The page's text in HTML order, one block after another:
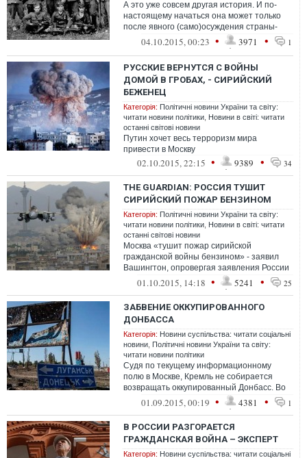
А это уже совсем другая история. И по-
настоящему начаться она может только
после явного (само)осуждения страны-
агрессора и отказа этой страны (или ее ...
04.10.2015, 00:23 • 3971 • 1
РУССКИЕ ВЕРНУТСЯ С ВОЙНЫ
ДОМОЙ В ГРОБАХ, - СИРИЙСКИЙ
БЕЖЕНЕЦ
Категорія: Політичні новини України та світу:
читати новини політики Новини в світі: читати
останні світові новини
Путин хочет весь терроризм мира
привести в Москву
02.10.2015, 22:15 • 9389 • 34
THE GUARDIAN: РОССИЯ ТУШИТ
СИРИЙСКИЙ ПОЖАР БЕНЗИНОМ
Категорія: Політичні новини України та світу:
читати новини політики Новини в світі: читати
останні світові новини
Москва «тушит пожар сирийской
гражданской войны бензином» - заявил
Вашингтон, опровергая заявления России
о том, что целью первых авиаударов,
01.10.2015, 14:18 • 5241 • 25
ЗАБВЕНИЕ ОККУПИРОВАННОГО
ДОНБАССА
Категорія: Новини суспільства: читати соціальні
новини Політичні новини України та світу:
читати новини політики
Судя по текущему информационному
полю в Москве, Кремль не собирается
возвращать оккупированный Донбасс. Во
всяком случае, в ближайшее время. Это
01.09.2015, 00:19 • 4381 • 1
В РОССИИ РАЗГОРАЕТСЯ
ГРАЖДАНСКАЯ ВОЙНА – ЭКСПЕРТ
Категорія: Новини суспільства: читати соціальні